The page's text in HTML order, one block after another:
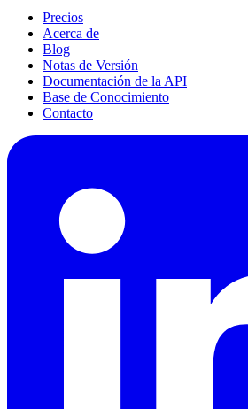
Precios
Acerca de
Blog
Notas de Versión
Documentación de la API
Base de Conocimiento
Contacto